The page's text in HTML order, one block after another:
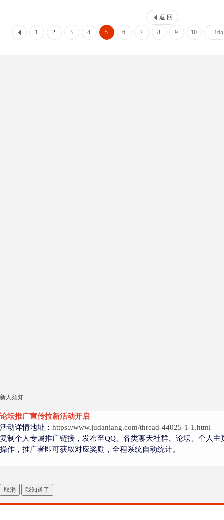
返 回
1 2 3 4 5 6 7 8 9 10 ... 165
新人须知
论坛推广宣传拉新活动开启
活动详情地址： https://www.judaniang.com/thread-44025-1-1.html
复制个人专属推广链接，发布至QQ、各类聊天社群、论坛、个人
操作，推广者即可获取对应奖励，全程系统自动统计。
取消 我知道了